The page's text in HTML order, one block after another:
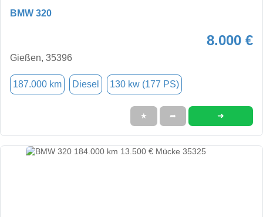
BMW 320
8.000 €
Gießen, 35396
187.000 km Diesel 130 kw (177 PS)
★ ➦ ➜